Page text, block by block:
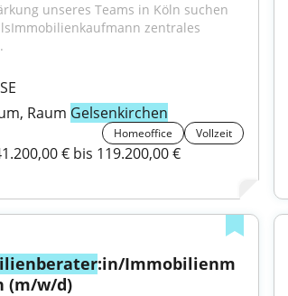
unseres Teams in Köln suchen
zentrales
Raum Gelsenkirchen
Homeoffice Vollzeit
€ bis 119.200,00 €
:in/Immobilienm
(m/w/d)